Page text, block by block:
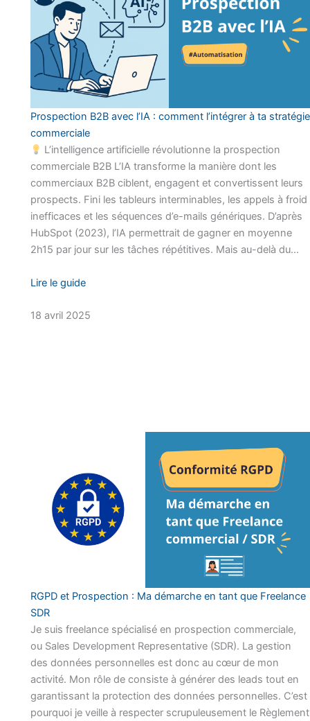
Prospection B2B avec l’IA : comment l’intégrer à ta stratégie
commerciale
L’intelligence artificielle révolutionne la prospection
commerciale B2B L’IA transforme la manière dont les
commerciaux B2B ciblent, engagent et convertissent leurs
prospects. Fini les tableurs interminables, les appels à froid
inefficaces et les séquences d’e-mails génériques. D’après
HubSpot (2023), l’IA permettrait de gagner en moyenne
2h15 par jour sur les tâches répétitives. Mais au-delà du…
Lire le guide
18 avril 2025
RGPD et Prospection : Ma démarche en tant que Freelance
SDR
Je suis freelance spécialisé en prospection commerciale,
ou Sales Development Representative (SDR). La gestion
des données personnelles est donc au cœur de mon
activité. Mon rôle de consiste à générer des leads tout en
garantissant la protection des données personnelles. C’est
pourquoi je veille à respecter scrupuleusement le Règlement